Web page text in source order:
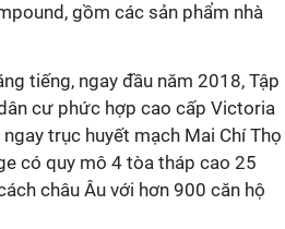
gồm các sản phẩm nhà
tiếng, ngay đầu năm 2018, Tập
cư phức hợp cao cấp Victoria
trục huyết mạch Mai Chí Thọ
có quy mô 4 tòa tháp cao 25
châu Âu với hơn 900 căn hộ